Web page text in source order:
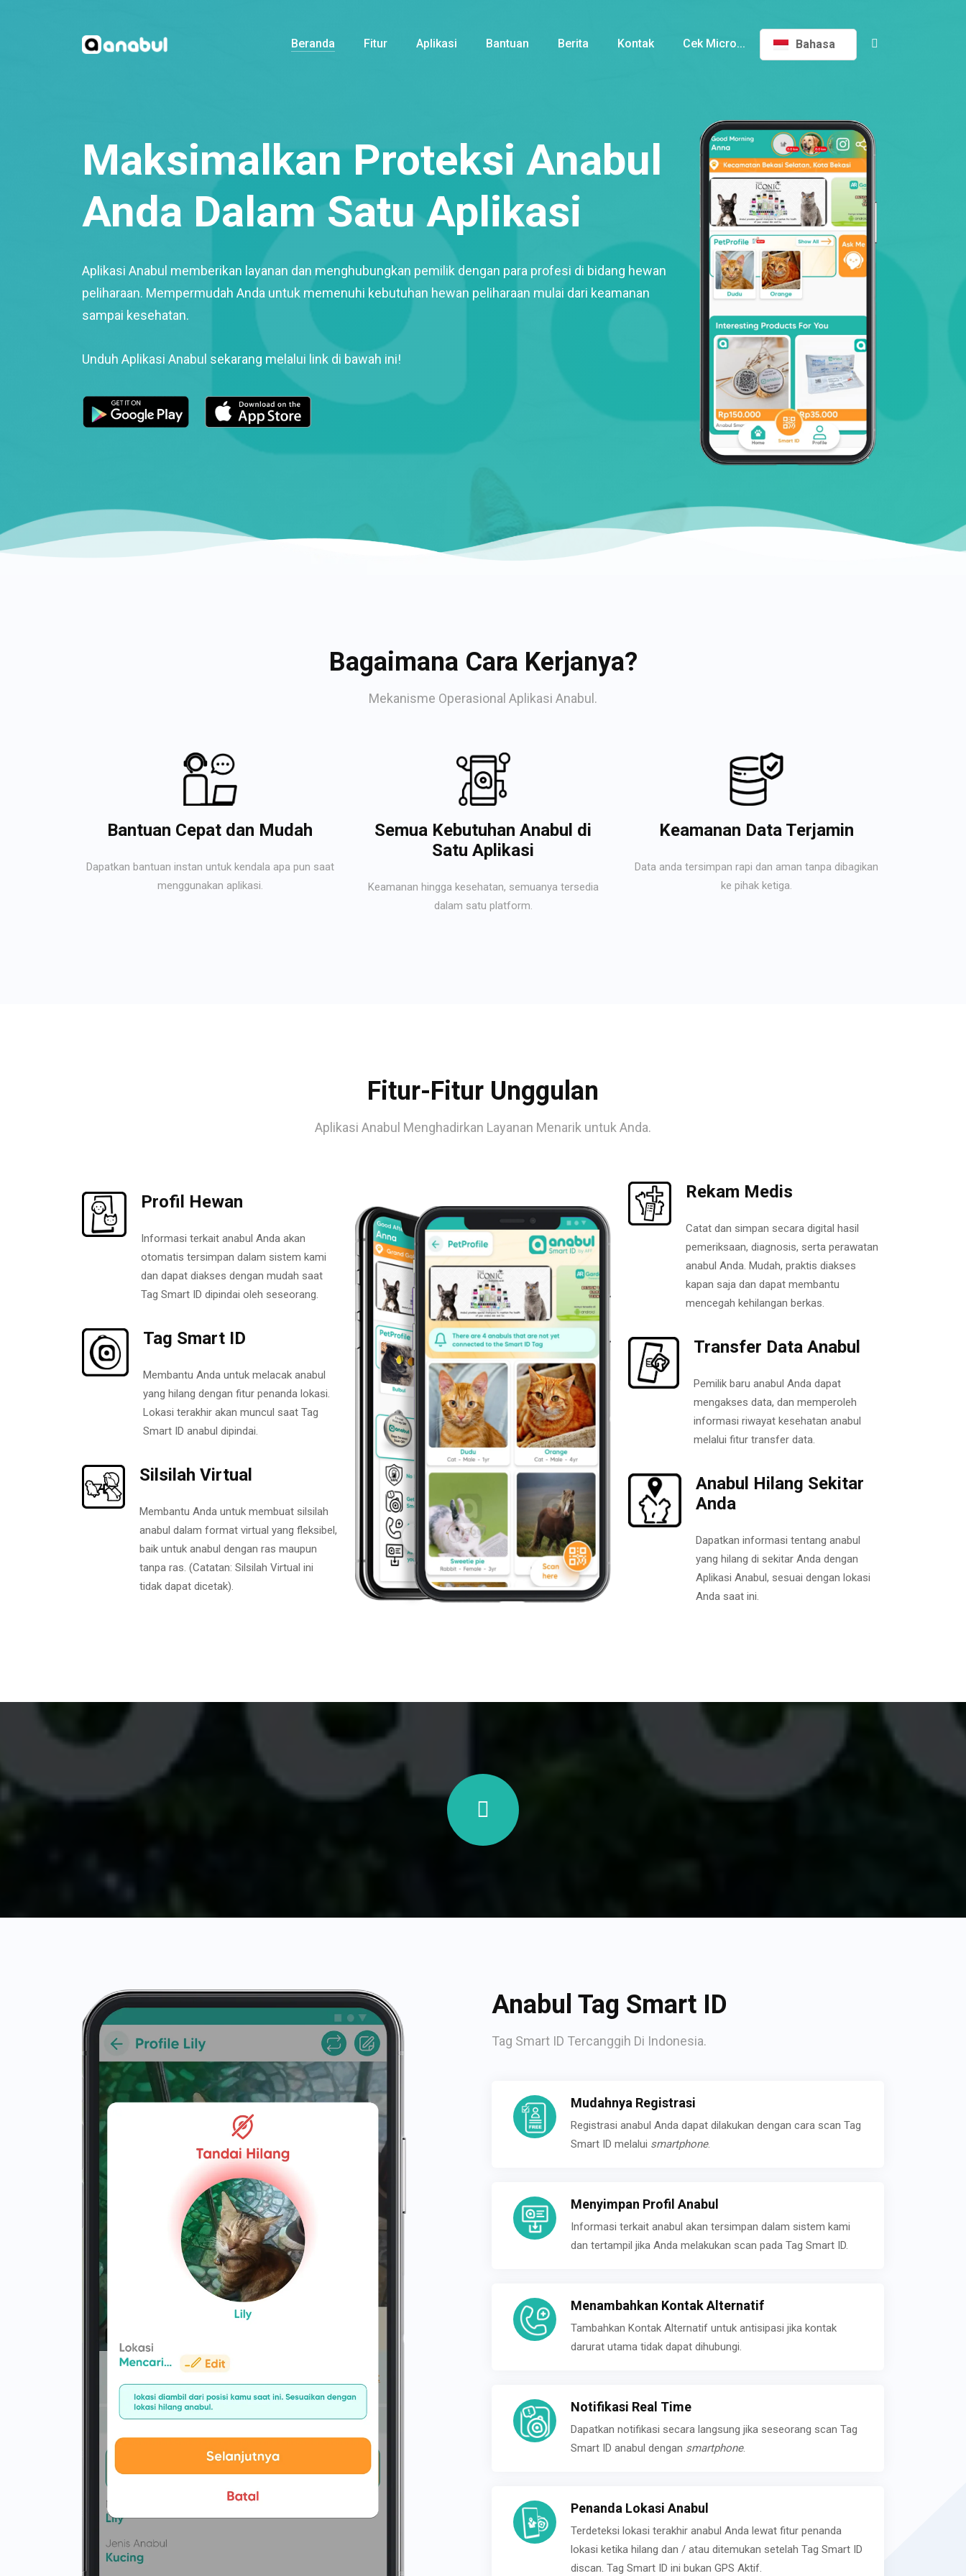
Beranda Fitur Aplikasi Bantuan Berita Kontak Cek Micro... Bahasa
Maksimalkan Proteksi Anabul
Anda Dalam Satu Aplikasi
Aplikasi Anabul memberikan layanan dan menghubungkan pemilik dengan para profesi di bidang hewan
peliharaan. Mempermudah Anda untuk memenuhi kebutuhan hewan peliharaan mulai dari keamanan
sampai kesehatan.
Unduh Aplikasi Anabul sekarang melalui link di bawah ini!
Bagaimana Cara Kerjanya?
Mekanisme Operasional Aplikasi Anabul.
Bantuan Cepat dan Mudah
Dapatkan bantuan instan untuk kendala apa pun saat
menggunakan aplikasi.
Semua Kebutuhan Anabul di
Satu Aplikasi
Keamanan hingga kesehatan, semuanya tersedia
dalam satu platform.
Keamanan Data Terjamin
Data anda tersimpan rapi dan aman tanpa dibagikan
ke pihak ketiga.
Fitur-Fitur Unggulan
Aplikasi Anabul Menghadirkan Layanan Menarik untuk Anda.
Profil Hewan
Informasi terkait anabul Anda akan
otomatis tersimpan dalam sistem kami
dan dapat diakses dengan mudah saat
Tag Smart ID dipindai oleh seseorang.
Tag Smart ID
Membantu Anda untuk melacak anabul
yang hilang dengan fitur penanda lokasi.
Lokasi terakhir akan muncul saat Tag
Smart ID anabul dipindai.
Silsilah Virtual
Membantu Anda untuk membuat silsilah
anabul dalam format virtual yang fleksibel,
baik untuk anabul dengan ras maupun
tanpa ras. (Catatan: Silsilah Virtual ini
tidak dapat dicetak).
Rekam Medis
Catat dan simpan secara digital hasil
pemeriksaan, diagnosis, serta perawatan
anabul Anda. Mudah, praktis diakses
kapan saja dan dapat membantu
mencegah kehilangan berkas.
Transfer Data Anabul
Pemilik baru anabul Anda dapat
mengakses data, dan memperoleh
informasi riwayat kesehatan anabul
melalui fitur transfer data.
Anabul Hilang Sekitar
Anda
Dapatkan informasi tentang anabul
yang hilang di sekitar Anda dengan
Aplikasi Anabul, sesuai dengan lokasi
Anda saat ini.
Anabul Tag Smart ID
Tag Smart ID Tercanggih Di Indonesia.
Mudahnya Registrasi
Registrasi anabul Anda dapat dilakukan dengan cara scan Tag
Smart ID melalui smartphone.
Menyimpan Profil Anabul
Informasi terkait anabul akan tersimpan dalam sistem kami
dan tertampil jika Anda melakukan scan pada Tag Smart ID.
Menambahkan Kontak Alternatif
Tambahkan Kontak Alternatif untuk antisipasi jika kontak
darurat utama tidak dapat dihubungi.
Notifikasi Real Time
Dapatkan notifikasi secara langsung jika seseorang scan Tag
Smart ID anabul dengan smartphone.
Penanda Lokasi Anabul
Terdeteksi lokasi terakhir anabul Anda lewat fitur penanda
lokasi ketika hilang dan / atau ditemukan setelah Tag Smart ID
discan. Tag Smart ID ini bukan GPS Aktif.